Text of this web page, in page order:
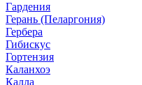
Гардения
Герань (Пеларгония)
Гербера
Гибискус
Гортензия
Каланхоэ
Калла